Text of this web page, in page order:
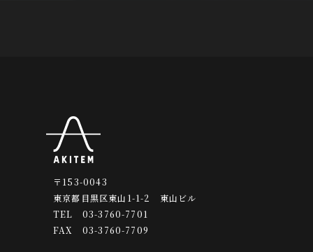
〒153-0043
東京都目黒区東山1-1-2 東山ビル
TEL 03-3760-7701
FAX 03-3760-7709